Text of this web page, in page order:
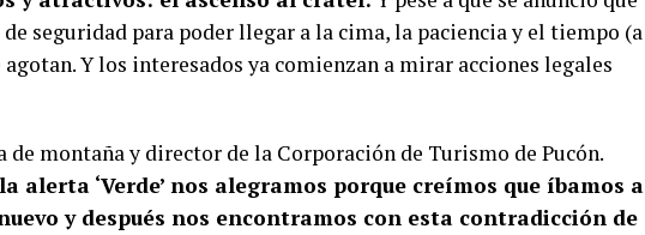
seguridad para poder llegar a la cima, la paciencia y el tiempo (a
Y los interesados ya comienzan a mirar acciones legales
de montaña y director de la Corporación de Turismo de Pucón.
alerta ‘Verde’ nos alegramos porque creímos que íbamos a
y después nos encontramos con esta contradicción de